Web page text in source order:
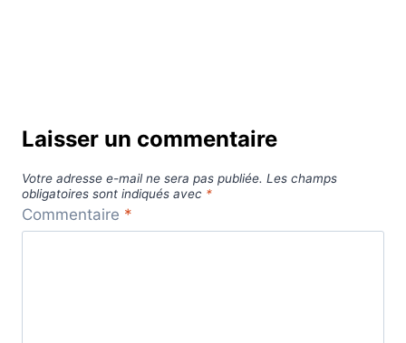
Laisser un commentaire
Votre adresse e-mail ne sera pas publiée. Les champs
obligatoires sont indiqués avec *
Commentaire *